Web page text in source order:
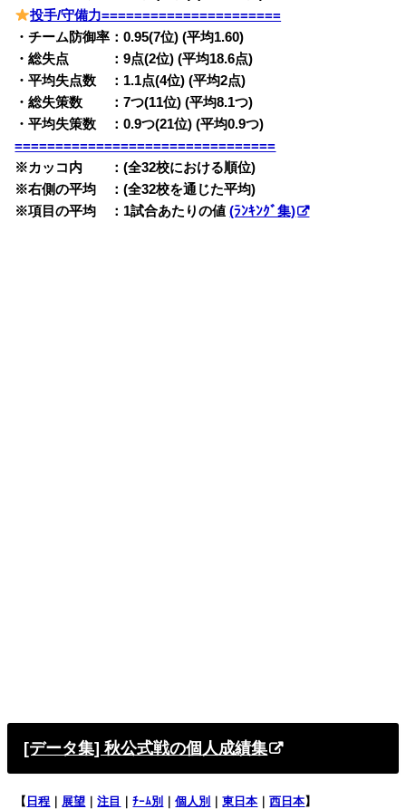
投手/守備力======================
・チーム防御率：0.95(7位) (平均1.60)
・総失点 ：9点(2位) (平均18.6点)
・平均失点数 ：1.1点(4位) (平均2点)
・総失策数 ：7つ(11位) (平均8.1つ)
・平均失策数 ：0.9つ(21位) (平均0.9つ)
================================
※カッコ内 ：(全32校における順位)
※右側の平均 ：(全32校を通じた平均)
※項目の平均 ：1試合あたりの値(ﾗﾝｷﾝｸﾞ集)
[データ集] 秋公式戦の個人成績集
【 日程 展望 ｜注目 ｜ﾁｰﾑ別 ｜個人別 ｜東日本 ｜西日本】